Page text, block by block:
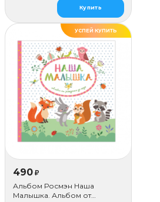
Купить
УСПЕЙ КУПИТЬ
490 ₽
Альбом Росмэн Наша
Малышка. Альбом от